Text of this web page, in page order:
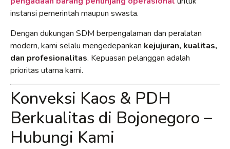
instansi pemerintah maupun swasta.
Dengan dukungan SDM berpengalaman dan peralatan
modern, kami selalu mengedepankan kejujuran, kualitas,
dan profesionalitas. Kepuasan pelanggan adalah
prioritas utama kami.
Konveksi Kaos & PDH
Berkualitas di Bojonegoro –
Hubungi Kami